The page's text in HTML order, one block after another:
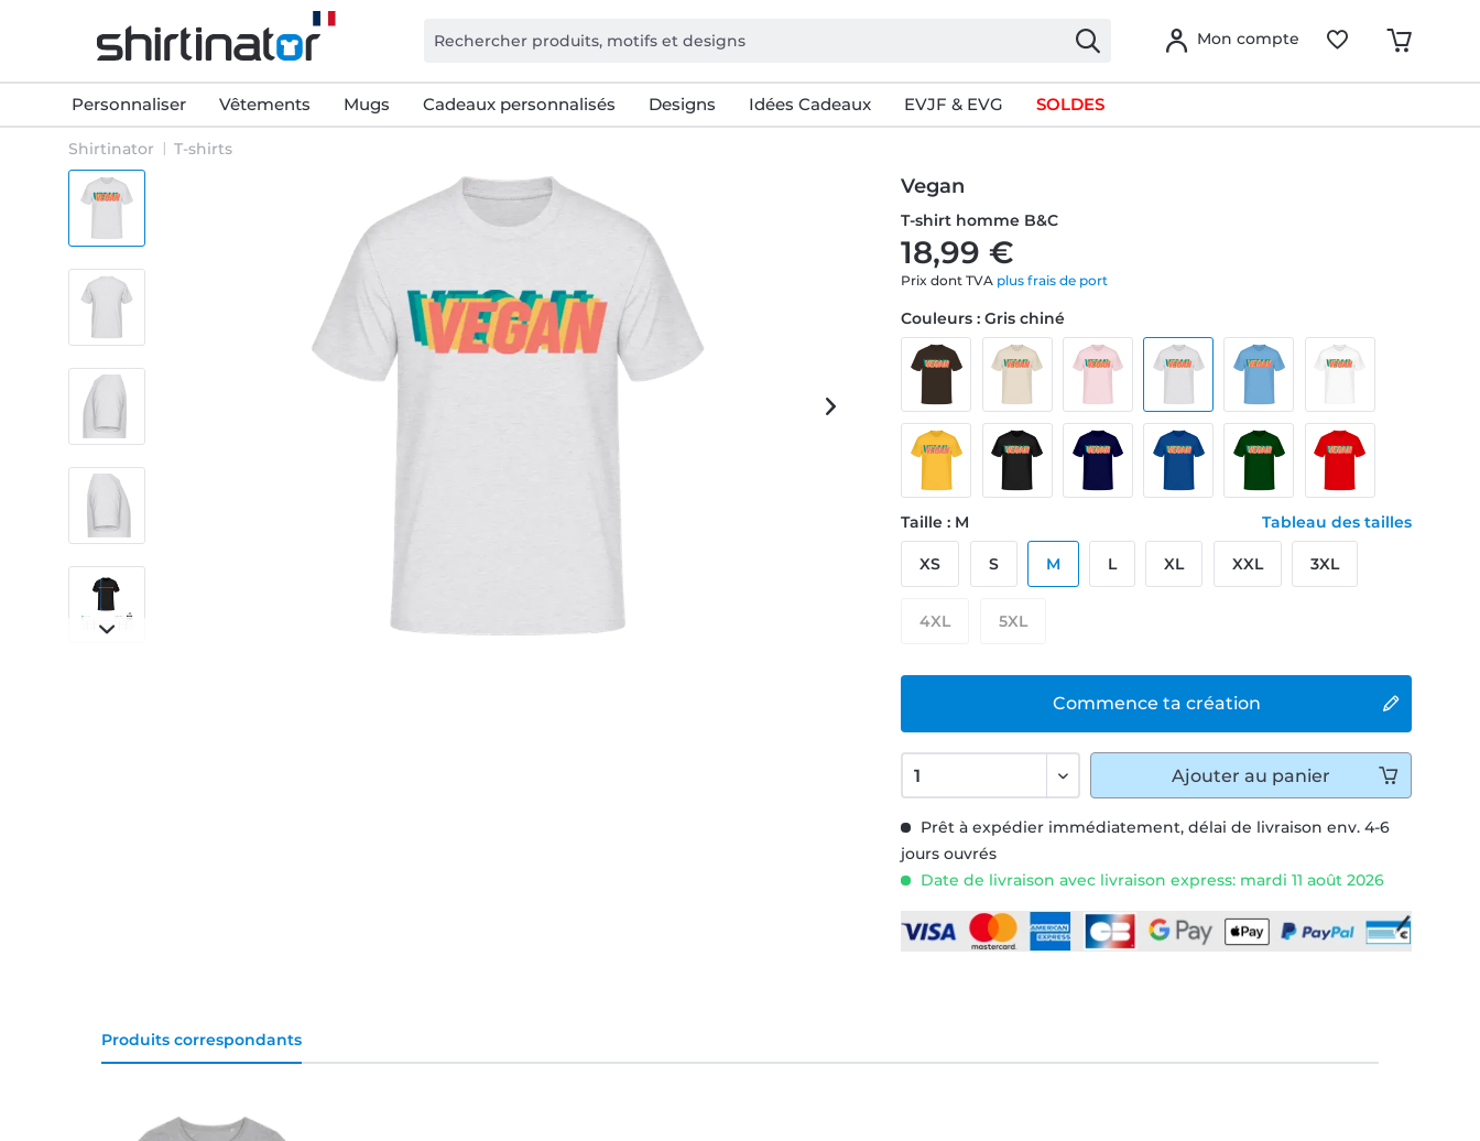
Mon compte
Personnaliser Vêtements Mugs Cadeaux personnalisés Designs Idées Cadeaux EVJF & EVG SOLDES
Shirtinator T-shirts
Vegan
T-shirt homme B&C
18,99 €
Prix dont TVA plus frais de port
Prêt à expédier immédiatement, délai de livraison env. 4-6
jours ouvrés
Date de livraison avec livraison express: mardi 11 août 2026
Commence ta création
Couleurs : Gris chiné
Taille : M Tableau des tailles
XS S M L XL XXL 3XL
4XL 5XL
Ajouter au panier
Produits correspondants